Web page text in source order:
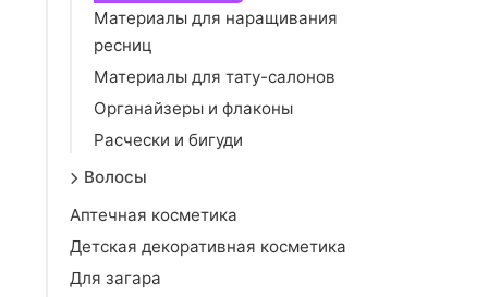
Материалы для наращивания
ресниц
Материалы для тату-салонов
Органайзеры и флаконы
Расчески и бигуди
Волосы
Аптечная косметика
Детская декоративная косметика
Для загара